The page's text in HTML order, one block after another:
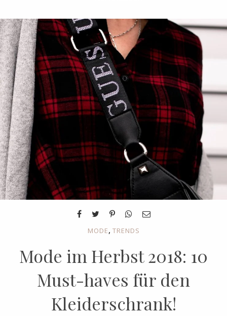
MODE, TRENDS
Mode im Herbst 2018: 10
Must-haves für den
Kleiderschrank!